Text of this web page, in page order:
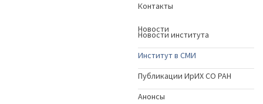
Контакты
Новости
Новости института
Институт в СМИ
Публикации ИрИХ СО РАН
Анонсы